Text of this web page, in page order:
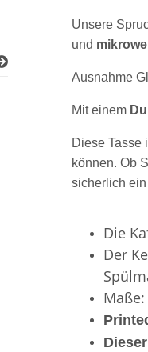
Unsere
und
Ausnahme
Mit einem
Diese Tasse
können. Ob
sicherlich
Die
Der
10x T-Shirt Herren
Premium B&C
Rundhals mit
Druckposition
79,90 €*